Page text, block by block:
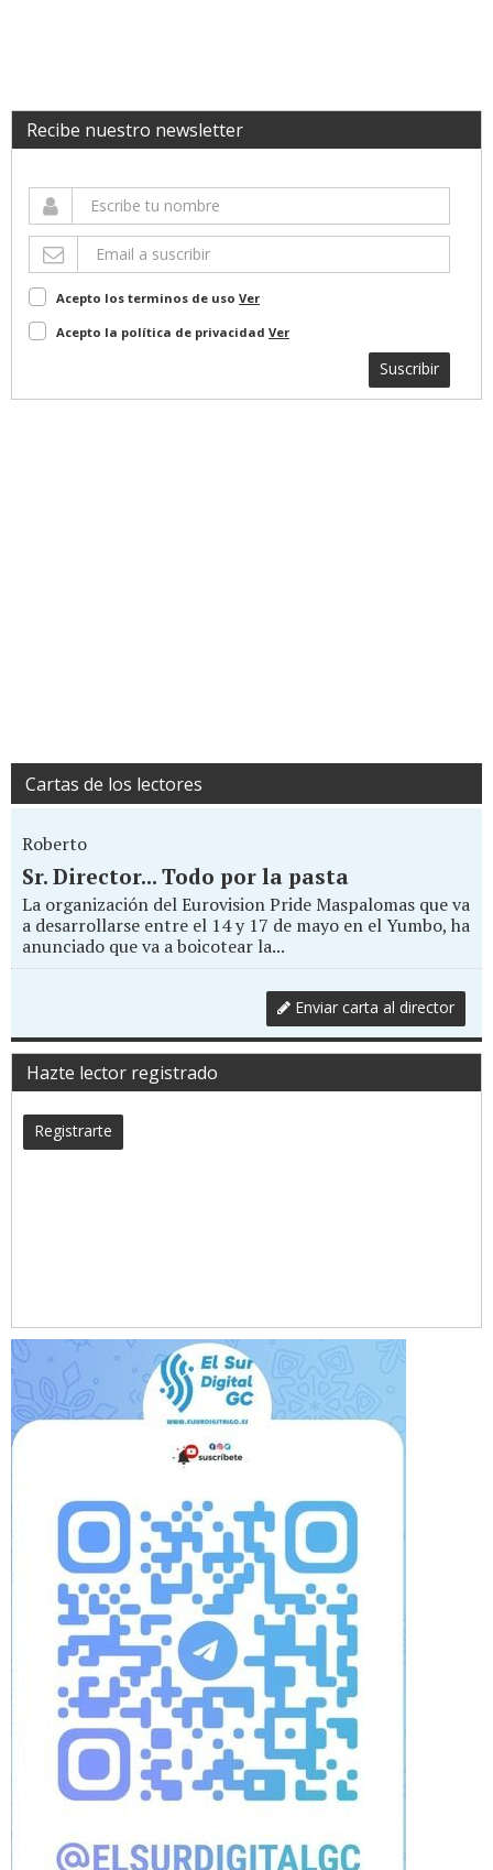
Recibe nuestro newsletter
Acepto los terminos de uso Ver
Acepto la política de privacidad Ver
Suscribir
Cartas de los lectores
Roberto
Sr. Director... Todo por la pasta
La organización del Eurovision Pride Maspalomas que va
a desarrollarse entre el 14 y 17 de mayo en el Yumbo, ha
anunciado que va a boicotear la...
Enviar carta al director
Hazte lector registrado
Registrarte